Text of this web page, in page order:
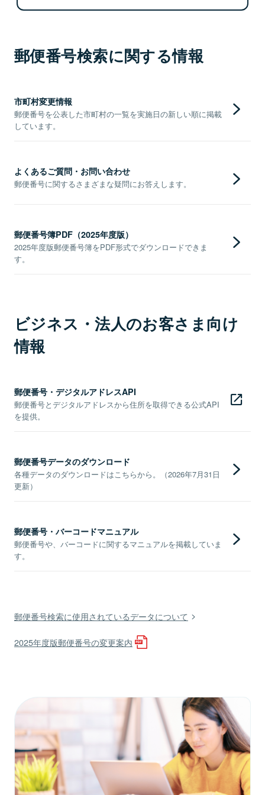
郵便番号検索に関する情報
市町村変更情報
郵便番号を公表した市町村の一覧を実施日の新しい順に掲載
しています。
よくあるご質問・お問い合わせ
郵便番号に関するさまざまな疑問にお答えします。
郵便番号簿PDF（2025年度版）
2025年度版郵便番号簿をPDF形式でダウンロードできま
す。
ビジネス・法人のお客さま向け
情報
郵便番号・デジタルアドレスAPI
郵便番号とデジタルアドレスから住所を取得できる公式API
を提供。
郵便番号データのダウンロード
各種データのダウンロードはこちらから。（2026年7月31日
更新）
郵便番号・バーコードマニュアル
郵便番号や、バーコードに関するマニュアルを掲載していま
す。
郵便番号検索に使用されているデータについて
2025年度版郵便番号の変更案内